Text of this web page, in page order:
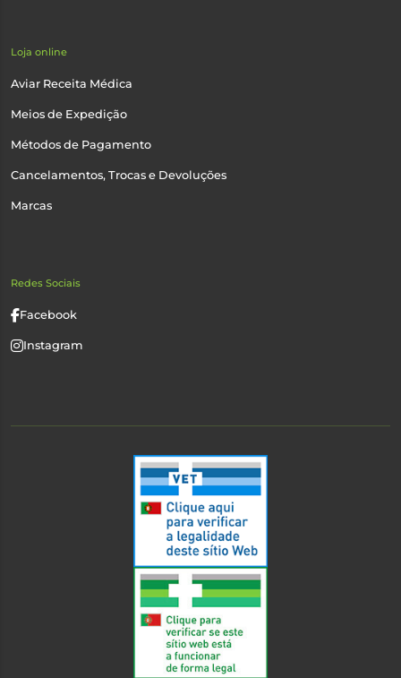
Loja online
Aviar Receita Médica
Meios de Expedição
Métodos de Pagamento
Cancelamentos, Trocas e Devoluções
Marcas
Redes Sociais
Facebook
Instagram